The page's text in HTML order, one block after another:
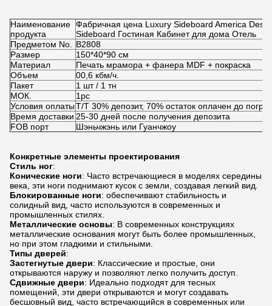
Наименование
продукта
Фабричная цена Luxury Sideboard America
Sideboard Гостиная Кабинет для дома Отель
Предметом No.
В2808
Размер
150*40*90 см
Материал
Печать мрамора + фанера MDF + покраска
Объем
00,6 кбм/ч.
Пакет
1 шт / 1 тн
МОК.
1pc
Условия оплатыТ/Т 30% депозит, 70% остаток оплачен до
Время доставки 25-30 дней после получения депозита
FOB порт
Шэньчжэнь или Гуанчжоу
Конкретные элементы проектирования
Стиль ног:
Конические ноги: Часто встречающиеся в моделях середины
века, эти ноги поднимают кусок с земли, создавая легкий вид.
Блокированные ноги: обеспечивают стабильность и
солидный вид, часто используются в современных и
промышленных стилях.
Металлические основы: В современных конструкциях
металлические основания могут быть более промышленных,
но при этом гладкими и стильными.
Типы дверей:
Застегнутые двери: Классические и простые, они
открываются наружу и позволяют легко получить доступ.
Сдвижные двери: Идеально подходят для тесных
помещений, эти двери открываются и могут создавать
бесшовный вид, часто встречающийся в современных или